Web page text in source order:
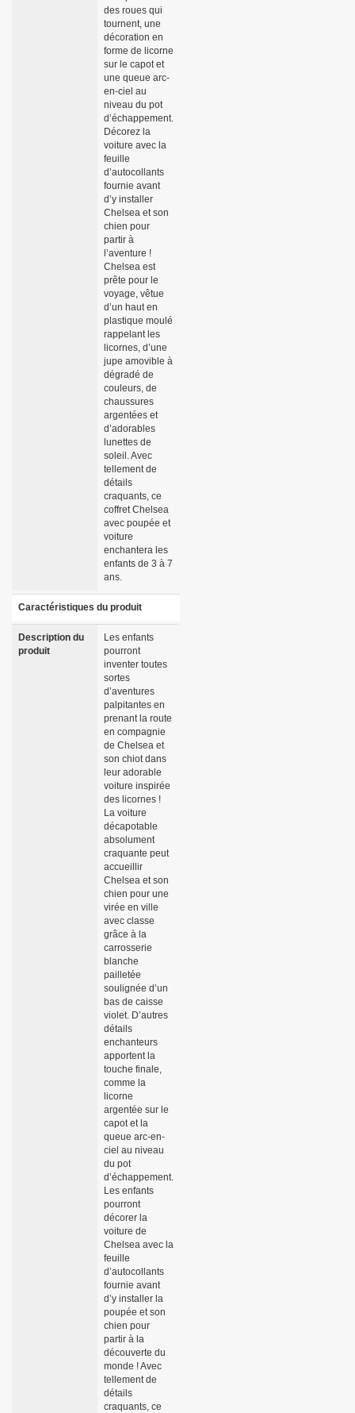
des roues qui
tournent, une
décoration en
forme de licorne
sur le capot et
une queue arc-
en-ciel au
niveau du pot
d’échappement.
Décorez la
voiture avec la
feuille
d’autocollants
fournie avant
d’y installer
Chelsea et son
chien pour
partir à
l’aventure !
Chelsea est
prête pour le
voyage, vêtue
d’un haut en
plastique moulé
rappelant les
licornes, d’une
jupe amovible à
dégradé de
couleurs, de
chaussures
argentées et
d’adorables
lunettes de
soleil. Avec
tellement de
détails
craquants, ce
coffret Chelsea
avec poupée et
voiture
enchantera les
enfants de 3 à 7
ans.
Caractéristiques du produit
Description du
produit
Les enfants
pourront
inventer toutes
sortes
d’aventures
palpitantes en
prenant la route
en compagnie
de Chelsea et
son chiot dans
leur adorable
voiture inspirée
des licornes !
La voiture
décapotable
absolument
craquante peut
accueillir
Chelsea et son
chien pour une
virée en ville
avec classe
grâce à la
carrosserie
blanche
pailletée
soulignée d’un
bas de caisse
violet. D’autres
détails
enchanteurs
apportent la
touche finale,
comme la
licorne
argentée sur le
capot et la
queue arc-en-
ciel au niveau
du pot
d’échappement.
Les enfants
pourront
décorer la
voiture de
Chelsea avec la
feuille
d’autocollants
fournie avant
d’y installer la
poupée et son
chien pour
partir à la
découverte du
monde ! Avec
tellement de
détails
craquants, ce